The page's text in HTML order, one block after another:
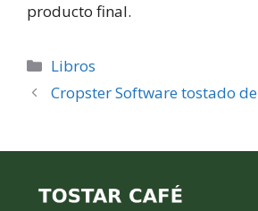
producto final.
Categories
Libros
Cropster Software tostado